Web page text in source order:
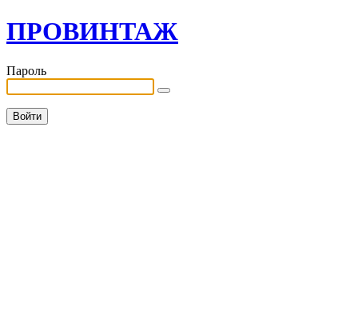
ПРОВИНТАЖ
Пароль